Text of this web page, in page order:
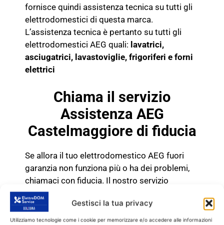
Gestisci la tua privacy
Utilizziamo tecnologie come i cookie per memorizzare e/o accedere alle informazioni
fornisce quindi assistenza tecnica su tutti gli
elettrodomestici di questa marca.
L’assistenza tecnica è pertanto su tutti gli
elettrodomestici AEG quali: lavatrici,
asciugatrici, lavastoviglie, frigoriferi e forni
elettrici
Chiama il servizio
Assistenza AEG
Castelmaggiore di fiducia
Se allora il tuo elettrodomestico AEG fuori
garanzia non funziona più o ha dei problemi,
chiamaci con fiducia. Il nostro servizio
Assistenza AEG Castelmaggiore esegue
riparazioni e assistenza su tutti gli
elettrodomestici di questa marca.